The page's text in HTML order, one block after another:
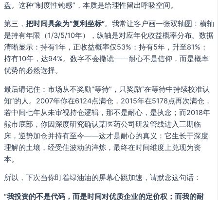
盘。这种“制度性钝感”，本质是给理性留出呼吸空间。
第三， 把时间具象为“复利坐标”。我常让客户画一张双轴图：横轴
是持有年限（1/3/5/10年），纵轴是对应年化收益概率分布。数据
清晰显示：持有1年，正收益概率仅53%；持有5年，升至81%；
持有10年，达94%。数字不会撒谎——耐心不是信仰，而是概率
优势的必然选择。
最后请记住：市场从不奖励“等待”，只奖励“在等待中持续校准认
知”的人。2007年你在6124点满仓，2015年在5178点再次满仓，
若中间七年从未审视持仓逻辑，那不是耐心，是执念；而2018年
熊市底部，你因深度研究确认某医药公司研发管线进入三期临
床，逆势加仓并持有至今——这才是耐心的真义：它生长于深度
理解的土壤，经受住波动的淬炼，最终在时间维度上兑现为资
本。
所以，下次当你盯着绿油油的屏幕心跳加速，请默念这句话：
“我投资的不是代码，而是时间对优质企业的定价权；而我的耐